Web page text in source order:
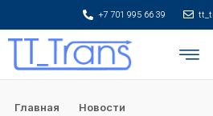
+7 701 995 66 39
Главная
Новости